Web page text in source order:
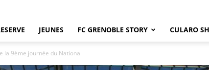
JEUNES FC GRENOBLE STORY CULARO
la 9ème journée du National